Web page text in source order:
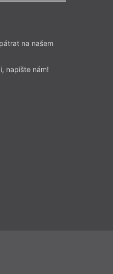
na našem
napište nám!